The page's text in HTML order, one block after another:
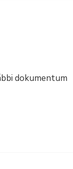
dokumentum